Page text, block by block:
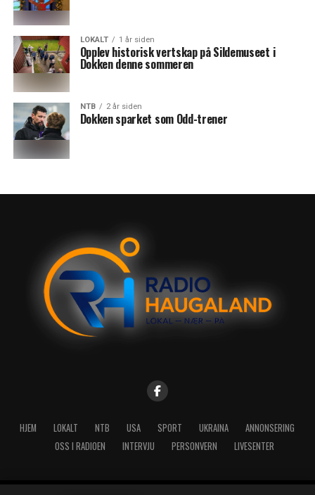
LOKALT 1 år siden
Opplev historisk vertskap på Sildemuseet i
Dokken denne sommeren
NTB 2 år siden
Dokken sparket som Odd-trener
HJEM LOKALT NTB USA SPORT UKRAINA
ANNONSERING
OSS I RADIOEN
INTERVJU PERSONVERN LIVESENTER